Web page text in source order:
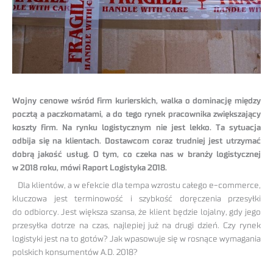
Wojny cenowe wśród firm kurierskich, walka o dominację między
pocztą a paczkomatami, a do tego rynek pracownika zwiększający
koszty firm. Na rynku logistycznym nie jest lekko. Ta sytuacja
odbija się na klientach. Dostawcom coraz trudniej jest utrzymać
dobrą jakość usług. O tym, co czeka nas w branży logistycznej
w 2018 roku, mówi Raport Logistyka 2018.
Dla klientów, a w efekcie dla tempa wzrostu całego e-commerce,
kluczowa jest terminowość i szybkość doręczenia przesyłki
do odbiorcy. Jest większa szansa, że klient będzie lojalny, gdy jego
przesyłka dotrze na czas, najlepiej już na drugi dzień. Czy rynek
logistyki jest na to gotów? Jak wpasowuje się w rosnące wymagania
polskich konsumentów A.D. 2018?